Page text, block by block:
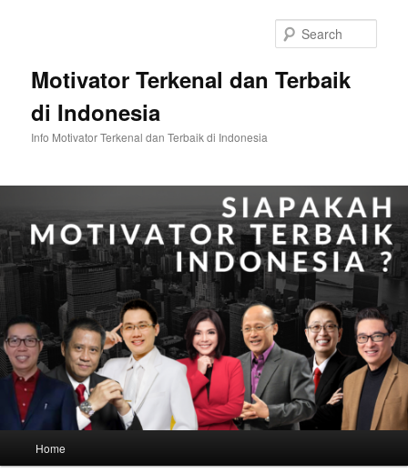
Motivator Terkenal dan Terbaik
di Indonesia
Info Motivator Terkenal dan Terbaik di Indonesia
Home